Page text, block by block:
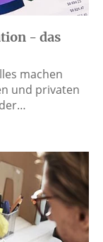
- das
machen
und privaten